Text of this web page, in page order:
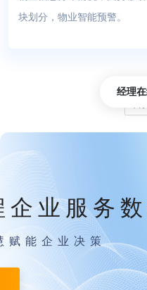
块划分，物业智能预警。
企业服务
赋能企业决策
经理